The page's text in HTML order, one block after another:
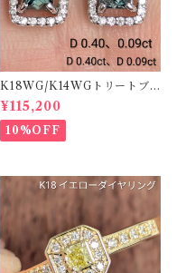
K18WG/K14WGトリートブ
ルーダイヤピアス 【PRO20
8939】
¥115,200
10%OFF